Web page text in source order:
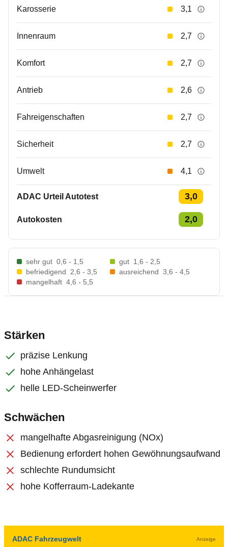
Karosserie 3,1
Innenraum 2,7
Komfort 2,7
Antrieb 2,6
Fahreigenschaften 2,7
Sicherheit 2,7
Umwelt 4,1
ADAC Urteil Autotest 3,0
Autokosten 2,0
sehr gut 0,6 - 1,5 gut 1,6 - 2,5
befriedigend
2,6 - 3,5 ausreichend 3,6 - 4,5
mangelhaft 4,6 - 5,5
Stärken
präzise Lenkung
hohe Anhängelast
helle LED-Scheinwerfer
Schwächen
mangelhafte Abgasreinigung (NOx)
Bedienung erfordert hohen Gewöhnungsaufwand
schlechte Rundumsicht
hohe Kofferraum-Ladekante
ADAC Fahrzeugwelt Anzeige